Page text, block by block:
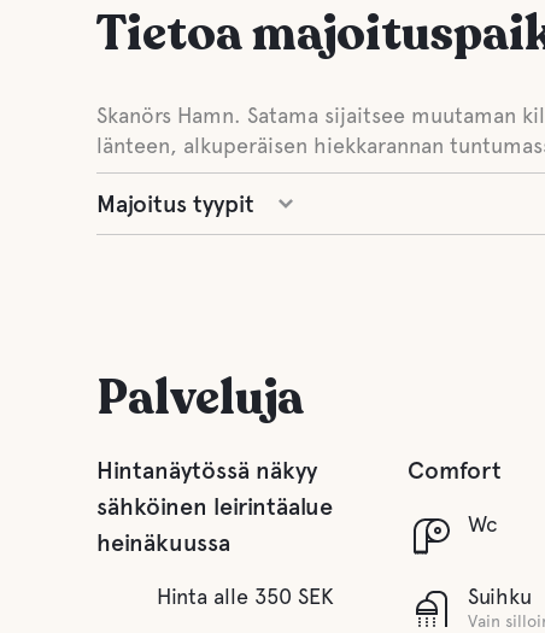
Tietoa
Skanörs Hamn. Satama sijaitsee muutaman
länteen, alkuperäisen hiekkarannan
Majoitus tyypit
Palveluja
Hintanäytössä näkyy
sähköinen leirintäalue
heinäkuussa
Hinta alle 350 SEK
Comfort
Wc
Suihku
Vain